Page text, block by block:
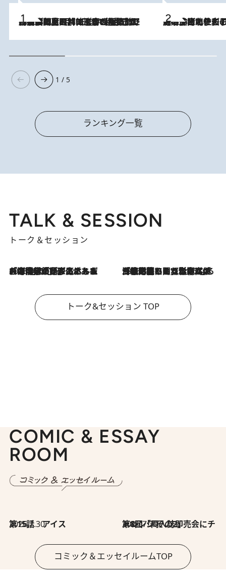
2026.8.8
「最後に見られてよかった」上野動物園の東園パンダ舎が解体前に特別公開。8月16日まで延長されたパネル展と共に辿る“半世紀”のパンダ飼育《解体工事の図面あり》 2026.8.3
《「文士の子ども被害者の会」発足！》阿川佐和子（72）が語る遠藤周作に北杜夫、劇作家・矢代静一の子どもたちの“文豪プライベート事件簿”
1 / 5
ランキング一覧
TALK & SESSION
トーク＆セッション
2026.8.3
「今後値上げがあるとすれば…」「リスクがあるのは今年の冬」エネルギー専門家が語る、ホルムズ海峡封鎖が家庭にもたらす“ある心配” 2026.8.3
「住宅建てられない…」「サーチャージ料の高値が続いている」ホルムズ海峡封鎖による影響はいつまで続く？《エネルギー専門家に聞く“どうなる日本の暮らし”》
トーク&セッション TOP
COMIC & ESSAY
ROOM
2026.7.30
第15話 アイス 2026.7.30
第8回「同人誌即売会にチャレンジ その2」
コミック＆エッセイルームTOP